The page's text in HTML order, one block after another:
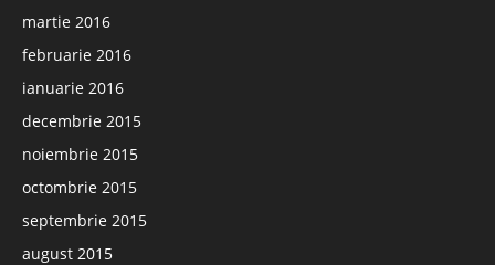
martie 2016
februarie 2016
ianuarie 2016
decembrie 2015
noiembrie 2015
octombrie 2015
septembrie 2015
august 2015